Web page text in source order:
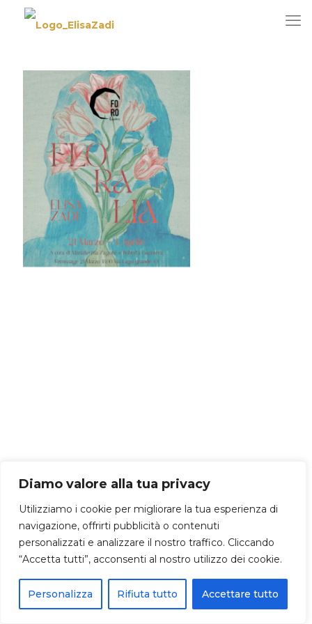
Diamo valore alla tua privacy
Utilizziamo i cookie per migliorare la tua esperienza di
navigazione, offrirti pubblicità o contenuti
personalizzati e analizzare il nostro traffico. Cliccando
“Accetta tutti”, acconsenti al nostro utilizzo dei cookie.
Personalizza Rifiuta tutto Accettare tutto